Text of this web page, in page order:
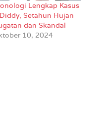
Lengkap Kasus
Setahun Hujan
dan Skandal
10, 2024